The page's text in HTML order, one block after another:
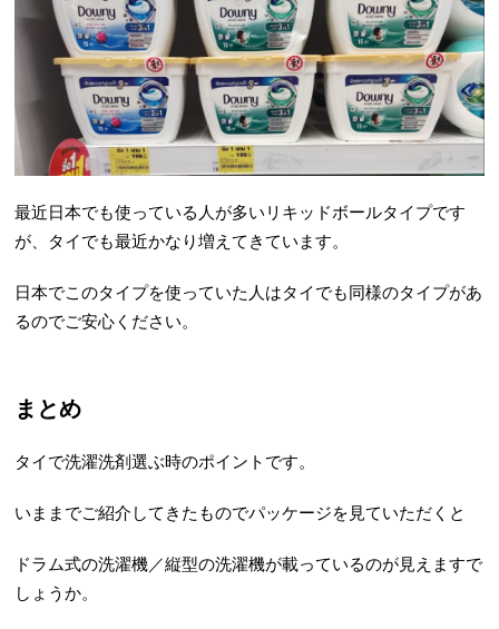
最近日本でも使っている人が多いリキッドボールタイプです
が、タイでも最近かなり増えてきています。
日本でこのタイプを使っていた人はタイでも同様のタイプがあ
るのでご安心ください。
まとめ
タイで洗濯洗剤選ぶ時のポイントです。
いままでご紹介してきたものでパッケージを見ていただくと
ドラム式の洗濯機／縦型の洗濯機が載っているのが見えますで
しょうか。